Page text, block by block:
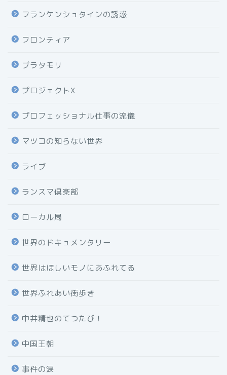
フランケンシュタインの誘惑
フロンティア
ブラタモリ
プロジェクトX
プロフェッショナル仕事の流儀
マツコの知らない世界
ライブ
ランスマ倶楽部
ローカル局
世界のドキュメンタリー
世界はほしいモノにあふれてる
世界ふれあい街歩き
中井精也のてつたび！
中国王朝
事件の涙